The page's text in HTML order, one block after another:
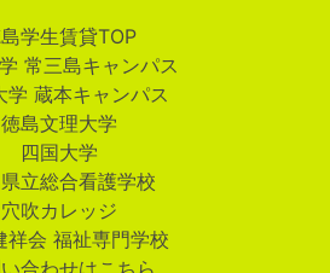
学生賃貸TOP
常三島キャンパス
学 蔵本キャンパス
徳島文理大学
四国大学
立総合看護学校
穴吹カレッジ
祥会 福祉専門学校
合わせはこちら